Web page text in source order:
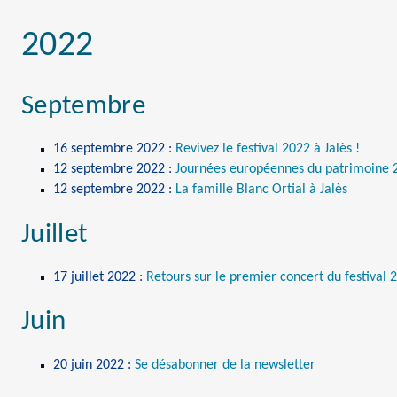
2022
Septembre
16 septembre 2022 : Revivez le festival 2022 à Jalès !
12 septembre 2022 : Journées européennes du patrimoine
12 septembre 2022 : La famille Blanc Ortial à Jalès
Juillet
17 juillet 2022 : Retours sur le premier concert du festival
Juin
20 juin 2022 : Se désabonner de la newsletter